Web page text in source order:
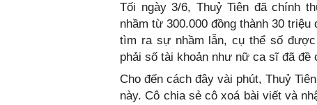
Tối ngày 3/6, Thuỷ Tiên đã chính
nhầm từ 300.000 đồng thành 30
tìm ra sự nhầm lẫn, cụ thể số
phải số tài khoản như nữ ca sĩ đã đề
Cho đến cách đây vài phút, Thuỷ
này. Cô chia sẻ cô xoá bài viết và